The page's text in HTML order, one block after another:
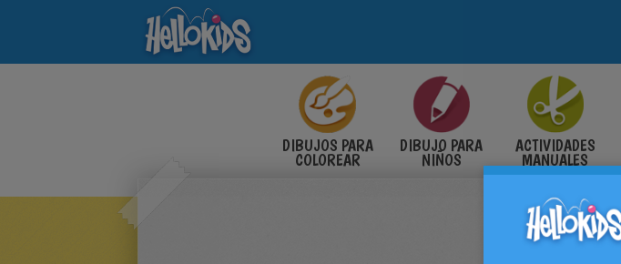
DIBUJOS PARA
COLOREAR
DIBUJO PARA
NIÑOS
ACTIVIDADES
MANUALES